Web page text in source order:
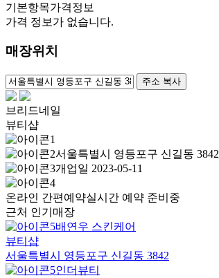
기본항목가격정보
가격 정보가 없습니다.
매장위치
주소 복사
브리드네일
뷰티샵
서울특별시 영등포구 신길동 3842
개업일 2023-05-11
온라인 간편예약실시간 예약 준비중
근처 인기매장
배연우 스킨케어
뷰티샵
서울특별시 영등포구 신길동 3842
인더뷰티